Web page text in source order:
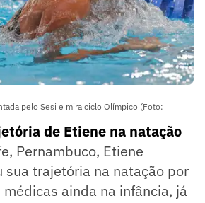
pelo Sesi e mira ciclo Olímpico (Foto:
de Etiene na natação
Pernambuco, Etiene
sua trajetória na natação por
ainda na infância, já